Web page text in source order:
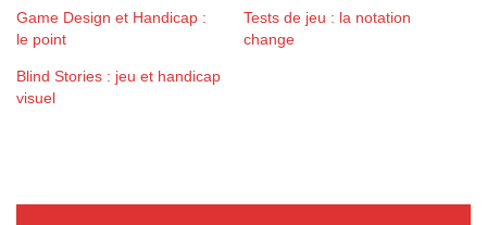
Game Design et Handicap :
le point
Tests de jeu : la notation
change
Blind Stories : jeu et handicap
visuel